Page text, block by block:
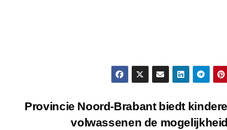
Provincie Noord-Brabant biedt
volwassenen de